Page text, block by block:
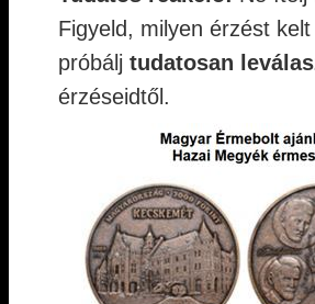
Figyeld, milyen érzést
próbálj tudatosan
érzéseidtől.